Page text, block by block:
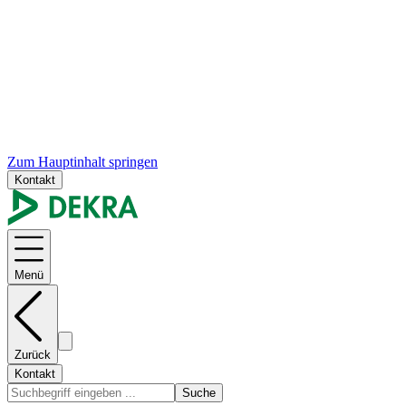
Zum Hauptinhalt springen
Kontakt
Menü
Zurück
Kontakt
Suche